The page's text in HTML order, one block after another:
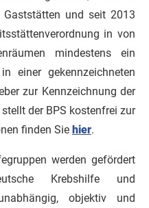
und seit 2013
in von
mindestens ein
einer gekennzeichneten
zur Kennzeichnung der
der BPS kostenfrei zur
finden Sie hier.
werden gefördert
Krebshilfe und
objektiv und